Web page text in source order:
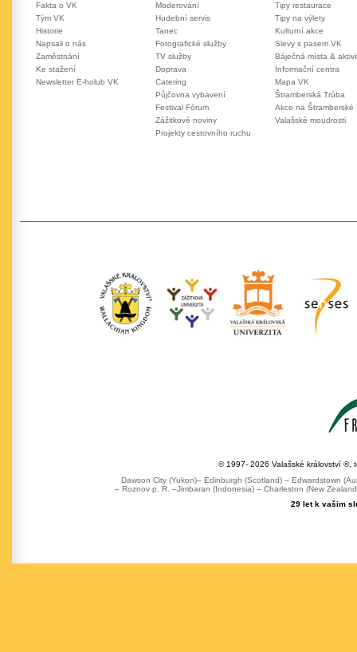
Fakta o VK
Tým VK
Historie
Napsali o nás
Zaměstnání
Ke stažení
Newsletter E-holub VK
Moderování
Hudební servis
Tanec
Fotografické služby
TV služby
Doprava
Catering
Půjčovna vybavení
Festival Fórum
Zážitkové noviny
Projekty cestovního ruchu
Tipy restaurace
Tipy na výlety
Kulturní akce
Slevy s pasem VK
Báječná místa &
Informační centra
Mapa VK
Štramberská Trúba
Akce na Štramberské
Valašské moudrosti
© 1997- 2026 Valašské království ®,
Dawson City (Yukon)– Edinburgh (Scotland) – Edwardstown
– Roznov p. R. –Jimbaran (Indonesia) – Charleston (New
29 let k vašim